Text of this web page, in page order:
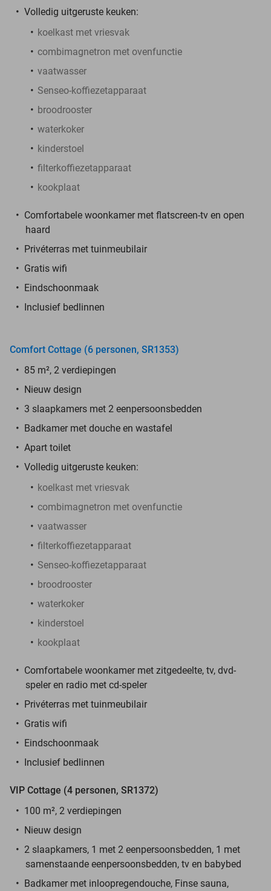
Volledig uitgeruste keuken:
koelkast met vriesvak
combimagnetron met ovenfunctie
vaatwasser
Senseo-koffiezetapparaat
broodrooster
waterkoker
kinderstoel
filterkoffiezetapparaat
kookplaat
Comfortabele woonkamer met flatscreen-tv en open
haard
Privéterras met tuinmeubilair
Gratis wifi
Eindschoonmaak
Inclusief bedlinnen
Comfort Cottage (6 personen, SR1353)
85 m², 2 verdiepingen
Nieuw design
3 slaapkamers met 2 eenpersoonsbedden
Badkamer met douche en wastafel
Apart toilet
Volledig uitgeruste keuken:
koelkast met vriesvak
combimagnetron met ovenfunctie
vaatwasser
filterkoffiezetapparaat
Senseo-koffiezetapparaat
broodrooster
waterkoker
kinderstoel
kookplaat
Comfortabele woonkamer met zitgedeelte, tv, dvd-
speler en radio met cd-speler
Privéterras met tuinmeubilair
Gratis wifi
Eindschoonmaak
Inclusief bedlinnen
VIP Cottage (4 personen, SR1372)
100 m², 2 verdiepingen
Nieuw design
2 slaapkamers, 1 met 2 eenpersoonsbedden, 1 met
samenstaande eenpersoonsbedden, tv en babybed
Badkamer met inloopregendouche, Finse sauna,